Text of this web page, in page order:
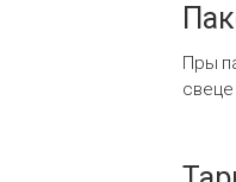
Пры
свеце